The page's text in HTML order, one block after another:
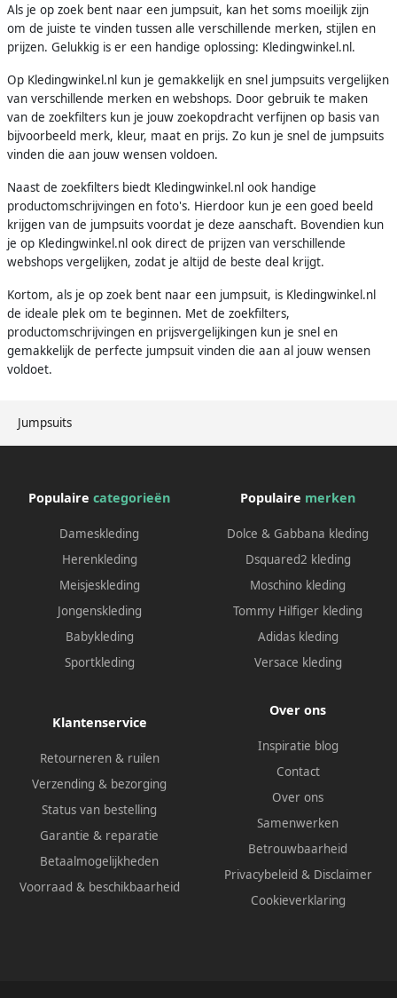
Jumpsuits
Als je op zoek bent naar een jumpsuit, kan het soms moeilijk zijn
om de juiste te vinden tussen alle verschillende merken, stijlen en
prijzen. Gelukkig is er een handige oplossing: Kledingwinkel.nl.
Op Kledingwinkel.nl kun je gemakkelijk en snel jumpsuits vergelijken
van verschillende merken en webshops. Door gebruik te maken
van de zoekfilters kun je jouw zoekopdracht verfijnen op basis van
bijvoorbeeld merk, kleur, maat en prijs. Zo kun je snel de jumpsuits
vinden die aan jouw wensen voldoen.
Naast de zoekfilters biedt Kledingwinkel.nl ook handige
productomschrijvingen en foto's. Hierdoor kun je een goed beeld
krijgen van de jumpsuits voordat je deze aanschaft. Bovendien kun
je op Kledingwinkel.nl ook direct de prijzen van verschillende
webshops vergelijken, zodat je altijd de beste deal krijgt.
Kortom, als je op zoek bent naar een jumpsuit, is Kledingwinkel.nl
de ideale plek om te beginnen. Met de zoekfilters,
productomschrijvingen en prijsvergelijkingen kun je snel en
gemakkelijk de perfecte jumpsuit vinden die aan al jouw wensen
voldoet.
Populaire categorieën
Dameskleding
Herenkleding
Meisjeskleding
Jongenskleding
Babykleding
Sportkleding
Populaire merken
Dolce & Gabbana kleding
Dsquared2 kleding
Moschino kleding
Tommy Hilfiger kleding
Adidas kleding
Versace kleding
Klantenservice
Retourneren & ruilen
Verzending & bezorging
Status van bestelling
Garantie & reparatie
Betaalmogelijkheden
Voorraad & beschikbaarheid
Over ons
Inspiratie blog
Contact
Over ons
Samenwerken
Betrouwbaarheid
Privacybeleid & Disclaimer
Cookieverklaring